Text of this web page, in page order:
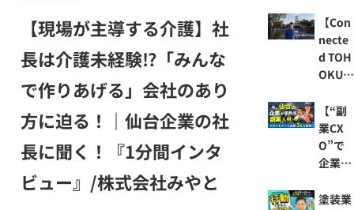
【現場が主導する介護】社
長は介護未経験⁉「みんな
で作りあげる」会社のあり
方に迫る！｜仙台企業の社
長に聞く！『1分間インタ
ビュー』/株式会社みやと
をつく
る結城
こずえ
さんの
の大人
気アニ
メの制
作拠点
に⁉ア
ニメー
ター
が“仙
ぶ”理
【Con
necte
d TOH
OKU】
で山形
県天童
市を盛
り上げ
誠人さ
【“副
業CX
O”で
企業の
関われ
塗装業